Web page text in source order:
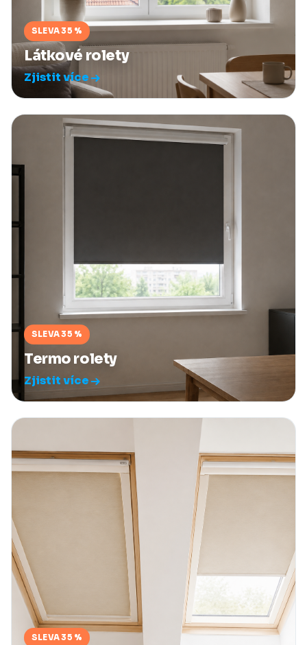
SLEVA 35 %
Látkové rolety
Zjistit více
SLEVA 35 %
Termo rolety
Zjistit více
SLEVA 35 %